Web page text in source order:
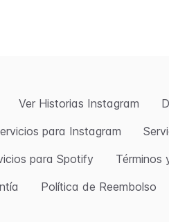
Ver Historias Instagram
para Instagram
para Spotify
Términos
Política de Reembolso